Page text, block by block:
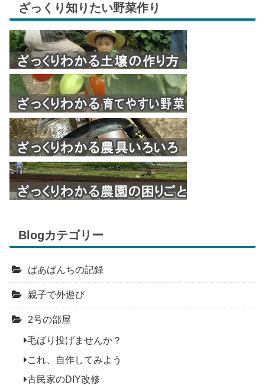
ざっくり知りたい野菜作り
Blogカテゴリー
ばあばんちの記録
親子で外遊び
2号の部屋
毛ばり投げませんか？
これ、自作してみよう
古民家のDIY改修